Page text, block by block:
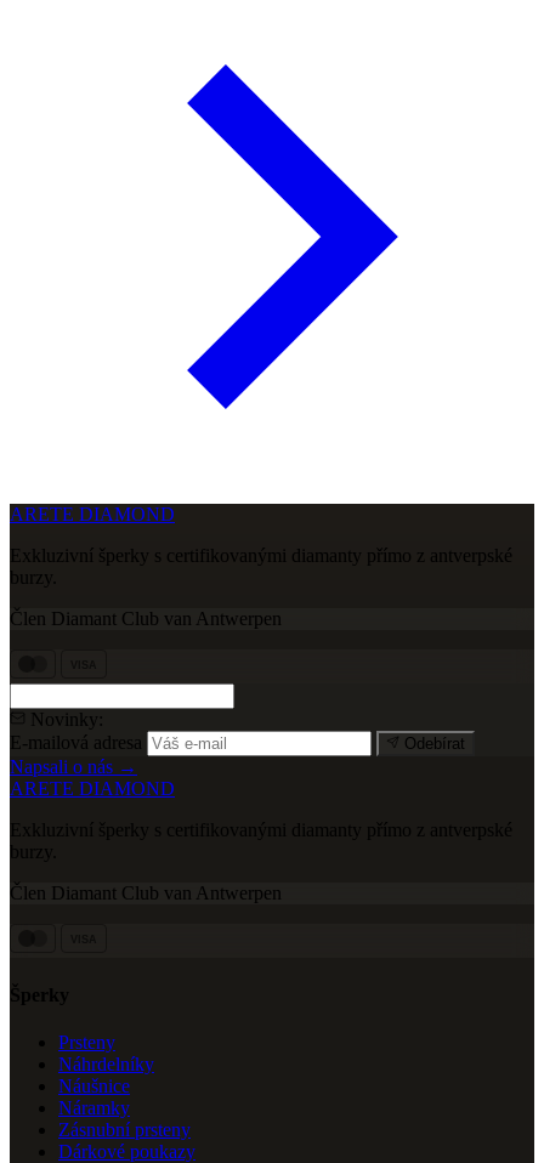
ARETE DIAMOND
Exkluzivní šperky s certifikovanými diamanty přímo z antverpské
burzy.
Člen Diamant Club van Antwerpen
Novinky:
E-mailová adresa
Odebírat
Napsali o nás →
ARETE DIAMOND
Exkluzivní šperky s certifikovanými diamanty přímo z antverpské
burzy.
Člen Diamant Club van Antwerpen
Šperky
Prsteny
Náhrdelníky
Náušnice
Náramky
Zásnubní prsteny
Dárkové poukazy